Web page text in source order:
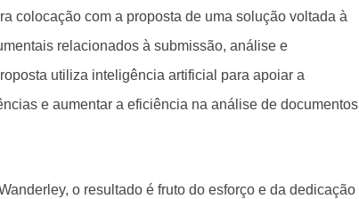
colocação com a proposta de uma solução voltada à
relacionados à submissão, análise e
utiliza inteligência artificial para apoiar a
e aumentar a eficiência na análise de documentos
o resultado é fruto do esforço e da dedicação